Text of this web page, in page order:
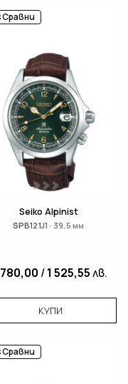
Сравни
Seiko Alpinist
SPB121J1 · 39.5 мм
780,00 /1 525,55лв.
КУПИ
Сравни